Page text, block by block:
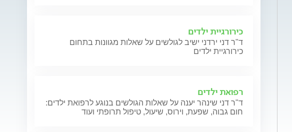
כירורגיית ילדים
ד"ר דני ירדני ישיב לגולשים על שאלות מגוונות בתחום
כירורגיית ילדים
רפואת ילדים
ד"ר דני שינהר יענה על שאלות הגולשים בנוגע לרפואת ילדים:
חום גבוה, שפעת, וירוס, שיעול, טיפול תרופתי ועוד